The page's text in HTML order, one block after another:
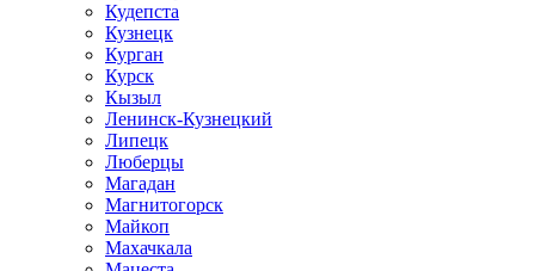
Кудепста
Кузнецк
Курган
Курск
Кызыл
Ленинск-Кузнецкий
Липецк
Люберцы
Магадан
Магнитогорск
Майкоп
Махачкала